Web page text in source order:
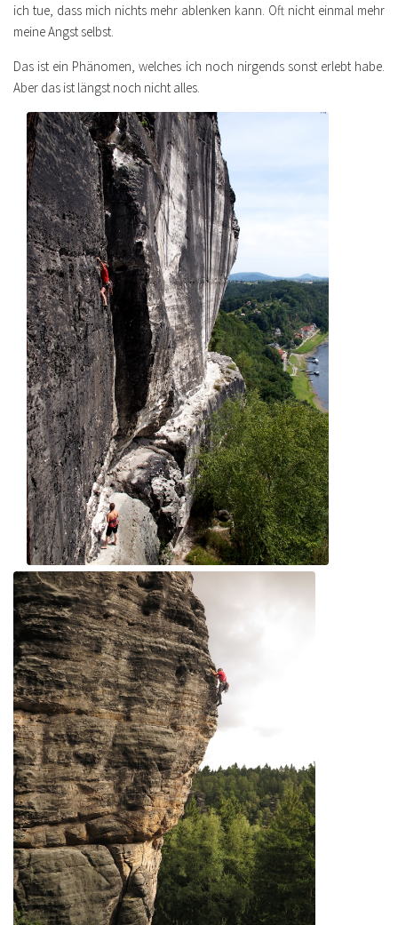
ich tue, dass mich nichts mehr ablenken kann. Oft nicht einmal mehr
meine Angst selbst.
Das ist ein Phänomen, welches ich noch nirgends sonst erlebt habe.
Aber das ist längst noch nicht alles.